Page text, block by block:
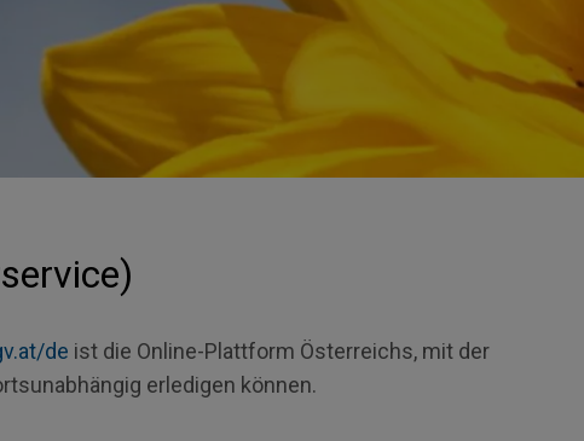
de ist die Online-Plattform Österreichs, mit der
erledigen können.